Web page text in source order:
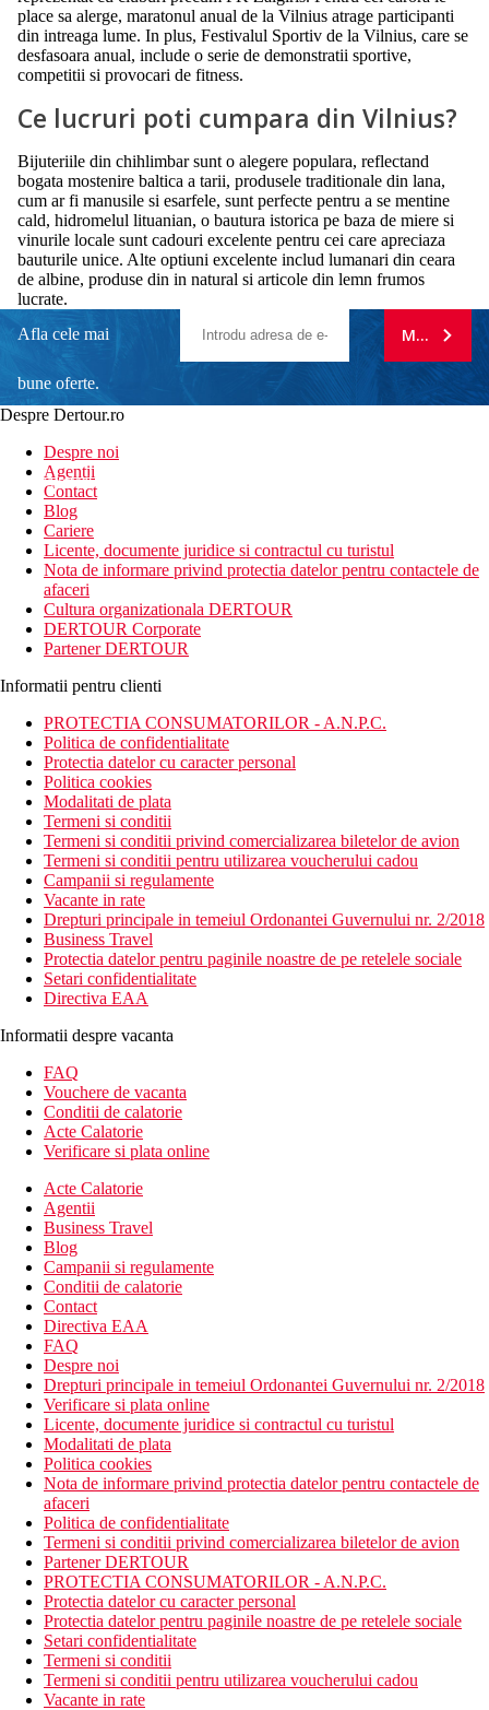
place sa alerge, maratonul anual de la Vilnius atrage participanti
din intreaga lume. In plus, Festivalul Sportiv de la Vilnius, care se
desfasoara anual, include o serie de demonstratii sportive,
competitii si provocari de fitness.
Ce lucruri poti cumpara din Vilnius?
Bijuteriile din chihlimbar sunt o alegere populara, reflectand
bogata mostenire baltica a tarii, produsele traditionale din lana,
cum ar fi manusile si esarfele, sunt perfecte pentru a se mentine
cald, hidromelul lituanian, o bautura istorica pe baza de miere si
vinurile locale sunt cadouri excelente pentru cei care apreciaza
bauturile unice. Alte optiuni excelente includ lumanari din ceara
de albine, produse din in natural si articole din lemn frumos
lucrate.
Afla cele mai
bune oferte.
newsletter!
MA
Despre Dertour.ro
Despre noi
Agentii
Contact
Blog
Cariere
Licente, documente juridice si contractul cu turistul
Nota de informare privind protectia datelor pentru contactele de
afaceri
Cultura organizationala DERTOUR
DERTOUR Corporate
Partener DERTOUR
Informatii pentru clienti
PROTECTIA CONSUMATORILOR - A.N.P.C.
Politica de confidentialitate
Protectia datelor cu caracter personal
Politica cookies
Modalitati de plata
Termeni si conditii
Termeni si conditii privind comercializarea biletelor de avion
Termeni si conditii pentru utilizarea voucherului cadou
Campanii si regulamente
Vacante in rate
Drepturi principale in temeiul Ordonantei Guvernului nr. 2/2018
Business Travel
Protectia datelor pentru paginile noastre de pe retelele sociale
Setari confidentialitate
Directiva EAA
Informatii despre vacanta
FAQ
Vouchere de vacanta
Conditii de calatorie
Acte Calatorie
Verificare si plata online
Acte Calatorie
Agentii
Business Travel
Blog
Campanii si regulamente
Conditii de calatorie
Contact
Directiva EAA
FAQ
Despre noi
Drepturi principale in temeiul Ordonantei Guvernului nr. 2/2018
Verificare si plata online
Licente, documente juridice si contractul cu turistul
Modalitati de plata
Politica cookies
Nota de informare privind protectia datelor pentru contactele de
afaceri
Politica de confidentialitate
Termeni si conditii privind comercializarea biletelor de avion
Partener DERTOUR
PROTECTIA CONSUMATORILOR - A.N.P.C.
Protectia datelor cu caracter personal
Protectia datelor pentru paginile noastre de pe retelele sociale
Setari confidentialitate
Termeni si conditii
Termeni si conditii pentru utilizarea voucherului cadou
Vacante in rate